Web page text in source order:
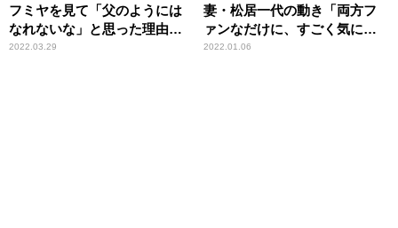
フミヤを見て「父のようには
なれないな」と思った理由を
告白
2022.03.29
妻・松居一代の動き「両方フ
ァンなだけに、すごく気にな
っているのですが」と辛坊治
2022.01.06